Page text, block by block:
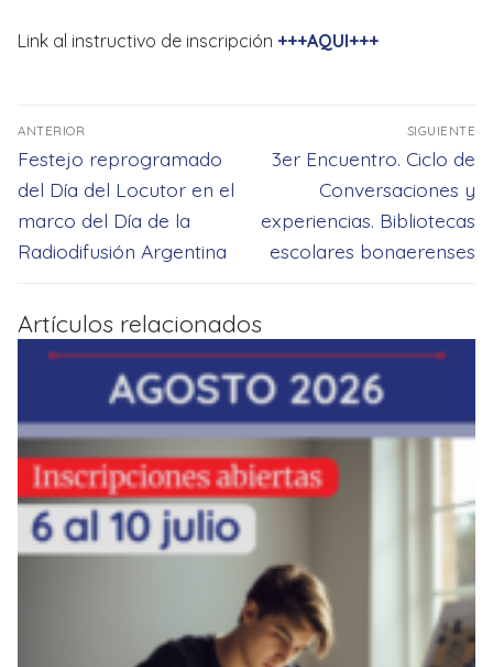
Link al instructivo de inscripción +++AQUI+++
Navegación
de
entradas
ANTERIOR
Entrada
anterior:
Festejo reprogramado
del Día del Locutor en el
marco del Día de la
Radiodifusión Argentina
SIGUIENTE
Entrada
siguiente:
3er Encuentro. Ciclo de
Conversaciones y
experiencias. Bibliotecas
escolares bonaerenses
Artículos relacionados